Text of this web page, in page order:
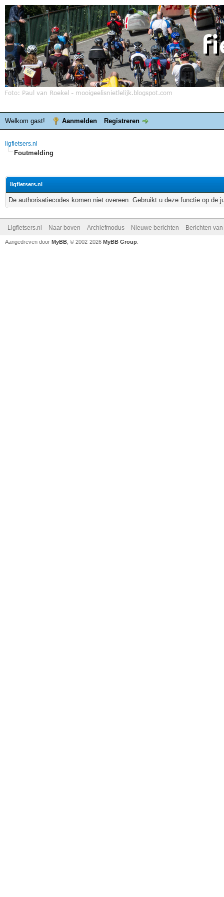
Welkom gast! Aanmelden Registreren
ligfietsers.nl
Foutmelding
ligfietsers.nl
De authorisatiecodes komen niet overeen. Gebruikt u deze functie op de
Ligfietsers.nl Naar boven Archiefmodus Nieuwe berichten Berichten
Aangedreven door MyBB , © 2002-2026 MyBB Group